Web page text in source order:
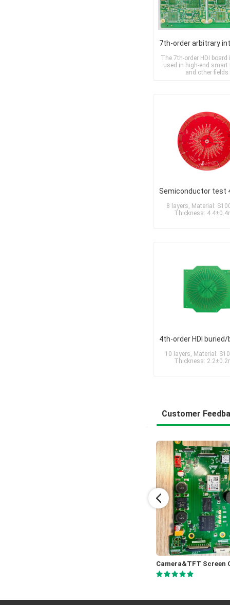
The 7th-order HDI board
used in high-end smart
and other fields
8 layers, Material:
Thickness:
10 layers, Material:
Thickness:
Customer